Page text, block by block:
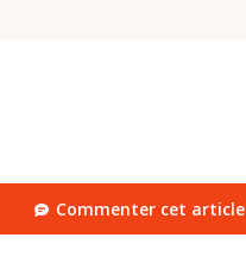
Commenter cet article